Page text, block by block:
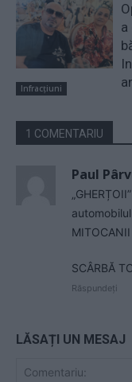
Infracțiuni
a
1 COMENTARIU
Paul
SCÂRBĂ
Răspundeți
LĂSAȚI UN MESAJ